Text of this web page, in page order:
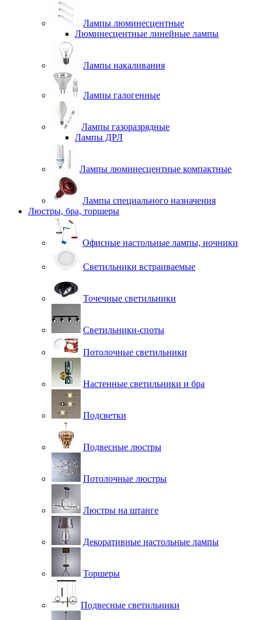
Лампы люминесцентные
Люминесцентные линейные лампы
Лампы накаливания
Лампы галогенные
Лампы газоразрядные
Лампы ДРЛ
Лампы люминесцентные компактные
Лампы специального назначения
Люстры, бра, торшеры
Офисные настольные лампы, ночники
Светильники встраиваемые
Точечные светильники
Светильники-споты
Потолочные светильники
Настенные светильники и бра
Подсветки
Подвесные люстры
Потолочные люстры
Люстры на штанге
Декоративные настольные лампы
Торшеры
Подвесные светильники